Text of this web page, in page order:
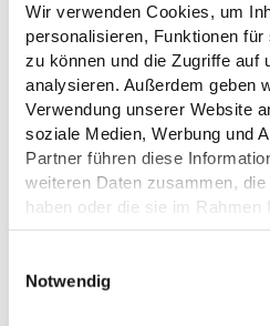
Wir verwenden Cookies, um
personalisieren, Funktionen
zu können und die Zugriffe auf
analysieren. Außerdem geben
Verwendung unserer Website
soziale Medien, Werbung und
Partner führen diese
weiteren Daten zusammen,
haben oder die sie im Rahmen
gesammelt haben.
Datenschutz
Notwendig